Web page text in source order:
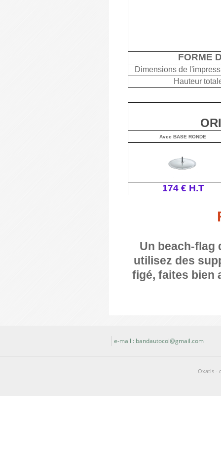
FORME
Dimensions de
Hauteur
Avec BASE RONDE
174 € H.T
Un beach-flag
utilisez des
figé, faites bien
e-mail : bandautocol@gmail.com
Oxatis -